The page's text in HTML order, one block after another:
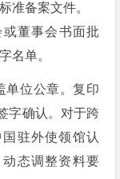
准备案文件。
或董事会书面批
名单。
单位公章。复印
字确认。对于跨
驻外使领馆认
态调整资料要